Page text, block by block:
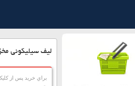
لیف سیلیکونی
براي خريد پس از